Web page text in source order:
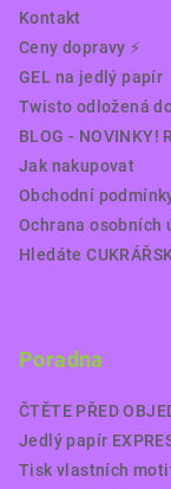
Kontakt
Ceny dopravy ⚡️
GEL na jedlý papír
Twisto odložená
BLOG - NOVINKY!
Jak nakupovat
Obchodní
Ochrana osobních
Hledáte
Poradna
ČTĚTE PŘED
Jedlý papír
Tisk vlastních